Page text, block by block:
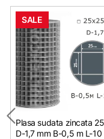
SALE
Plasa sudata zincata
D-1,7 mm B-0,5 m L-10